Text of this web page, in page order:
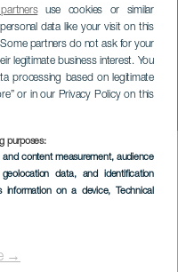
use cookies or similar
data like your visit on this
partners do not ask for your
legitimate business interest. You
processing based on legitimate
or in our Privacy Policy on this
purposes:
and content measurement, audience
data, and identification
information on a device, Technical
→
de Gran